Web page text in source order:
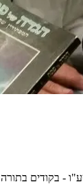
- בקודים בתורה